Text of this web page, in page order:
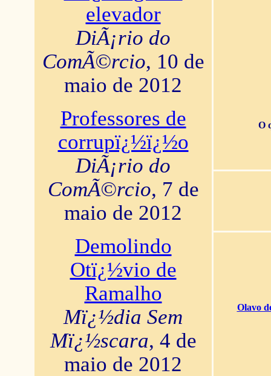
elevador
DiÃ¡rio do
ComÃ©rcio, 10 de
maio de 2012
Professores de
corrupï¿½ï¿½o
DiÃ¡rio do
ComÃ©rcio, 7 de
maio de 2012
Demolindo
Otï¿½vio de
Ramalho
Mï¿½dia Sem
Mï¿½scara, 4 de
maio de 2012
O
Olavo